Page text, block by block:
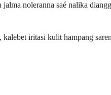
noleranna saé nalika
iritasi kulit hampang